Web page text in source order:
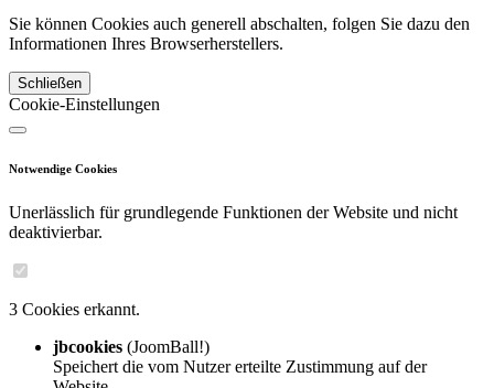
Sie können Cookies auch generell abschalten, folgen Sie dazu den
Informationen Ihres Browserherstellers.
Schließen
Cookie-Einstellungen
Notwendige Cookies
Unerlässlich für grundlegende Funktionen der Website und nicht
deaktivierbar.
3 Cookies erkannt.
jbcookies (JoomBall!)
Speichert die vom Nutzer erteilte Zustimmung auf der